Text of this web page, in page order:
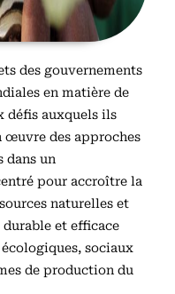
des gouvernements
en matière de
défis auxquels ils
œuvre des approches
dans un
pour accroître la
naturelles et
et efficace
sociaux
de production du